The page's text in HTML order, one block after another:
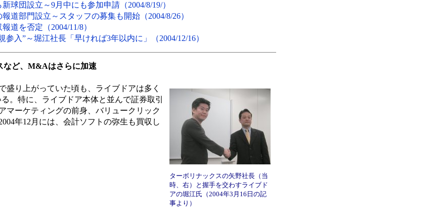
球団設立～9月中にも参加申請（2004/8/19/）
道部門設立～スタッフの募集も開始（2004/8/26）
道を否定（2004/11/8）
入”～堀江社長「早ければ3年以内に」（2004/12/16）
など、M&Aはさらに加速
ターボリナックスの矢野社長（当
時、右）と握手を交わすライブド
アの堀江氏（2004年3月16日の記
事より）
り上がっていた頃も、ライブドアは多く
。特に、ライブドア本体と並んで証券取引
マーケティングの前身、バリュークリック
年12月には、会計ソフトの弥生も買収し